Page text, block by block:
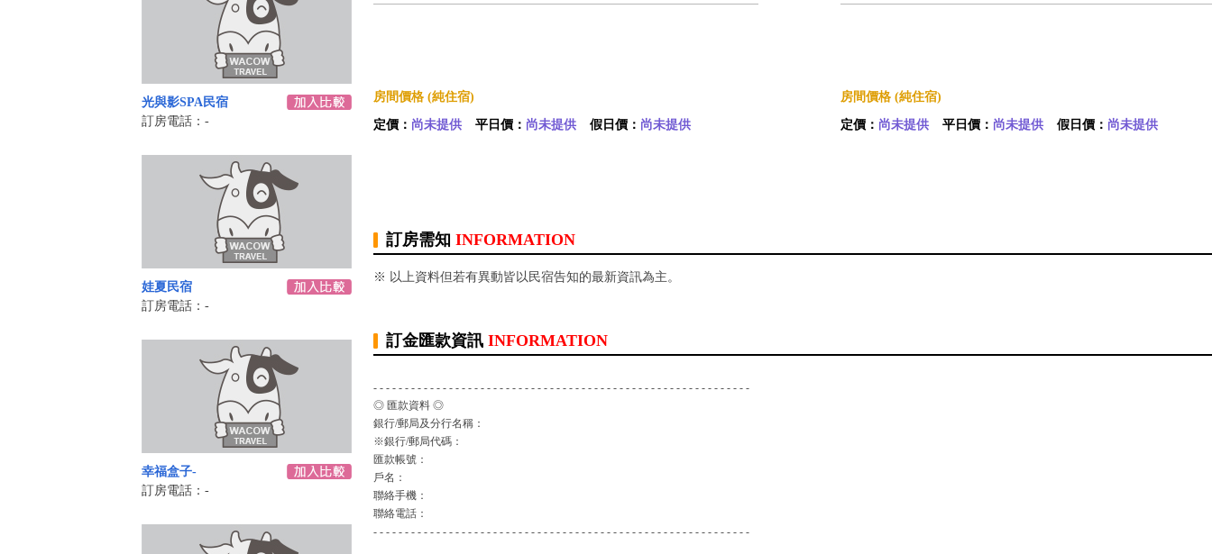
光與影SPA民宿
訂房電話：-
娃夏民宿
訂房電話：-
幸福盒子-
訂房電話：-
房間價格 (純住宿)
定價： 尚未提供 平日價： 尚未提供 假日價： 尚未提供
房間價格 (純住宿)
定價： 尚未提供 平日價： 尚未提供 假日價： 尚未提供
訂房需知 INFORMATION
※ 以上資料但若有異動皆以民宿告知的最新資訊為主。
訂金匯款資訊 INFORMATION
- - - - - - - - - - - - - - - - - - - - - - - - - - - - - - - - - - - - - - - - - - - - - - - - - - - - - - - - - - - -
◎ 匯款資料 ◎
銀行/郵局及分行名稱：
※銀行/郵局代碼：
匯款帳號：
戶名：
聯絡手機：
聯絡電話：
- - - - - - - - - - - - - - - - - - - - - - - - - - - - - - - - - - - - - - - - - - - - - - - - - - - - - - - - - - - -